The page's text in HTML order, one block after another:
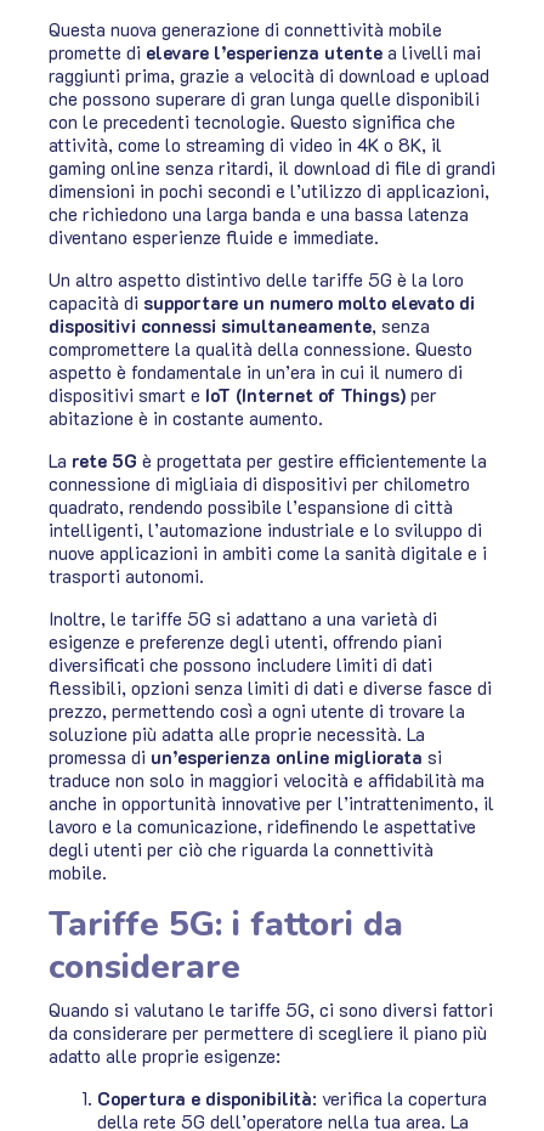
Questa nuova generazione di connettività mobile
promette di elevare l’esperienza utente a livelli mai
raggiunti prima, grazie a velocità di download e upload
che possono superare di gran lunga quelle disponibili
con le precedenti tecnologie. Questo significa che
attività, come lo streaming di video in 4K o 8K, il
gaming online senza ritardi, il download di file di grandi
dimensioni in pochi secondi e l’utilizzo di applicazioni,
che richiedono una larga banda e una bassa latenza
diventano esperienze fluide e immediate.
Un altro aspetto distintivo delle tariffe 5G è la loro
capacità di supportare un numero molto elevato di
dispositivi connessi simultaneamente, senza
compromettere la qualità della connessione. Questo
aspetto è fondamentale in un’era in cui il numero di
dispositivi smart e IoT (Internet of Things) per
abitazione è in costante aumento.
La rete 5G è progettata per gestire efficientemente la
connessione di migliaia di dispositivi per chilometro
quadrato, rendendo possibile l’espansione di città
intelligenti, l’automazione industriale e lo sviluppo di
nuove applicazioni in ambiti come la sanità digitale e i
trasporti autonomi.
Inoltre, le tariffe 5G si adattano a una varietà di
esigenze e preferenze degli utenti, offrendo piani
diversificati che possono includere limiti di dati
flessibili, opzioni senza limiti di dati e diverse fasce di
prezzo, permettendo così a ogni utente di trovare la
soluzione più adatta alle proprie necessità. La
promessa di un’esperienza online migliorata si
traduce non solo in maggiori velocità e affidabilità ma
anche in opportunità innovative per l’intrattenimento, il
lavoro e la comunicazione, ridefinendo le aspettative
degli utenti per ciò che riguarda la connettività
mobile.
Tariffe 5G: i fattori da
considerare
Quando si valutano le tariffe 5G, ci sono diversi fattori
da considerare per permettere di scegliere il piano più
adatto alle proprie esigenze:
Copertura e disponibilità: verifica la copertura
della rete 5G dell’operatore nella tua area. La